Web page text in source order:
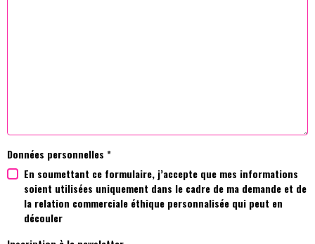
Données personnelles
En soumettant ce formulaire, j’accepte que mes informations
soient utilisées uniquement dans le cadre de ma demande et de
la relation commerciale éthique personnalisée qui peut en
découler